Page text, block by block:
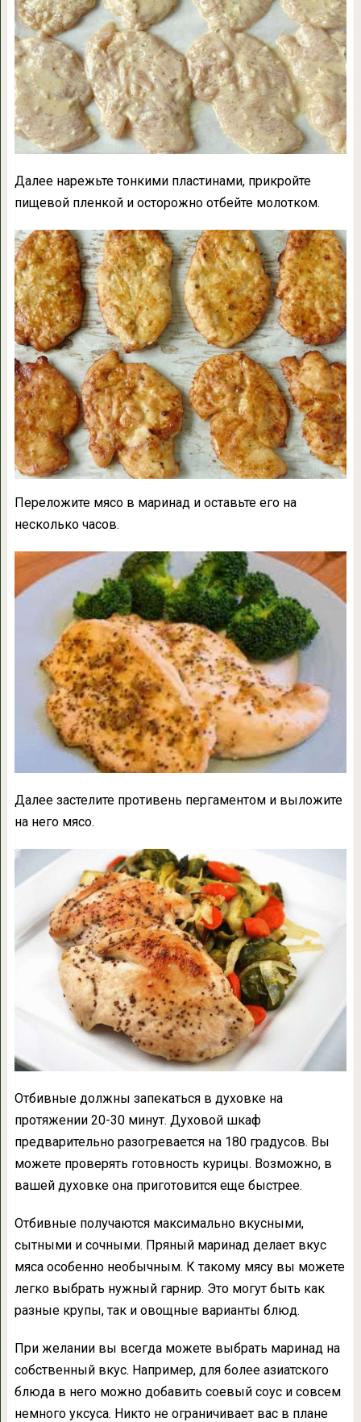
Далее нарежьте тонкими пластинами, прикройте
пищевой пленкой и осторожно отбейте молотком.
Переложите мясо в маринад и оставьте его на
несколько часов.
Далее застелите противень пергаментом и выложите
на него мясо.
Отбивные должны запекаться в духовке на
протяжении 20-30 минут. Духовой шкаф
предварительно разогревается на 180 градусов. Вы
можете проверять готовность курицы. Возможно, в
вашей духовке она приготовится еще быстрее.
Отбивные получаются максимально вкусными,
сытными и сочными. Пряный маринад делает вкус
мяса особенно необычным. К такому мясу вы можете
легко выбрать нужный гарнир. Это могут быть как
разные крупы, так и овощные варианты блюд.
При желании вы всегда можете выбрать маринад на
собственный вкус. Например, для более азиатского
блюда в него можно добавить соевый соус и совсем
немного уксуса. Никто не ограничивает вас в плане